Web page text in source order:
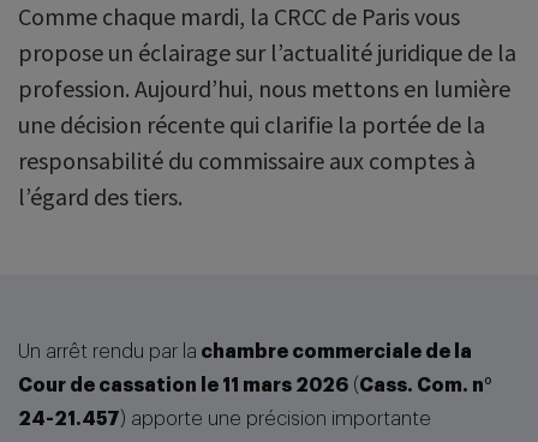
Comme chaque mardi, la CRCC de Paris vous
propose un éclairage sur l’actualité juridique de la
profession. Aujourd’hui, nous mettons en lumière
une décision récente qui clarifie la portée de la
responsabilité du commissaire aux comptes à
l’égard des tiers.
Un arrêt rendu par la chambre commerciale de la
Cour de cassation le 11 mars 2026 (Cass. Com. n°
24-21.457) apporte une précision importante